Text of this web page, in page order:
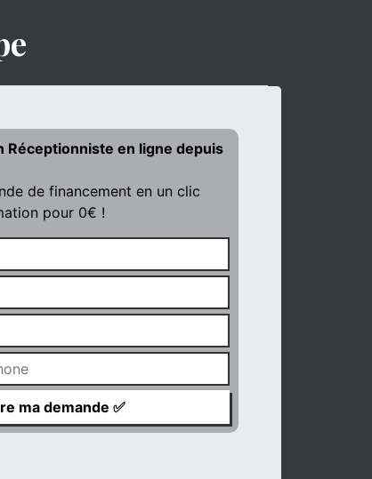
Réceptionniste en ligne depuis
de financement en un clic
pour 0€ !